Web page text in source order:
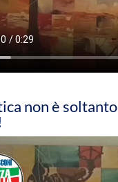
non è soltanto